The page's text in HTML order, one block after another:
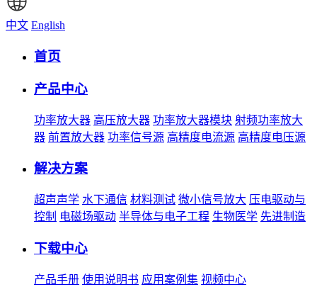
中文 English
首页
产品中心
功率放大器 高压放大器 功率放大器模块 射频功率放大
器 前置放大器 功率信号源 高精度电流源 高精度电压源
解决方案
超声声学 水下通信 材料测试 微小信号放大 压电驱动与
控制 电磁场驱动 半导体与电子工程 生物医学 先进制造
下载中心
产品手册 使用说明书 应用案例集 视频中心